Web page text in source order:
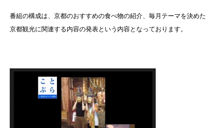
番組の構成は、京都のおすすめの食べ物の紹介、毎月テーマを決めた
京都観光に関連する内容の発表という内容となっております。